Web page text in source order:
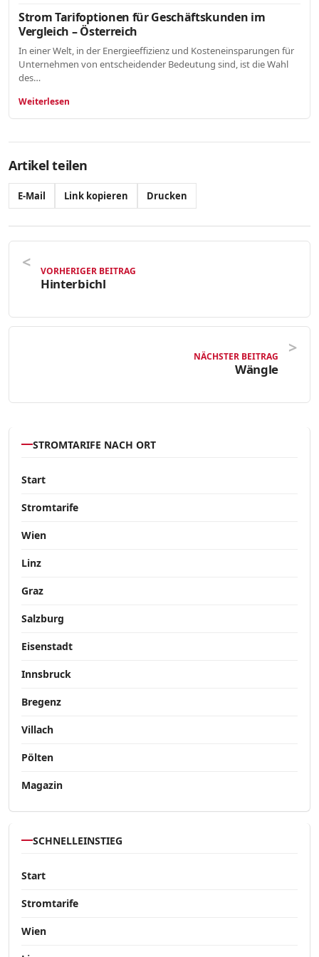
Strom Tarifoptionen für Geschäftskunden im
Vergleich – Österreich
In einer Welt, in der Energieeffizienz und Kosteneinsparungen für
Unternehmen von entscheidender Bedeutung sind, ist die Wahl
des…
Weiterlesen
Artikel teilen
E-Mail Link kopieren Drucken
VORHERIGER BEITRAG
Hinterbichl
NÄCHSTER BEITRAG
Wängle
STROMTARIFE NACH ORT
Start
Stromtarife
Wien
Linz
Graz
Salzburg
Eisenstadt
Innsbruck
Bregenz
Villach
Pölten
Magazin
SCHNELLEINSTIEG
Start
Stromtarife
Wien